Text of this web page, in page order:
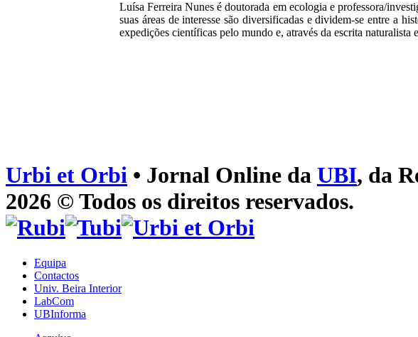
Luísa Ferreira Nunes é doutorada em ecologia e professora/
suas áreas de interesse são diversificadas e dividem-se entre a
expedições científicas pelo mundo e, através da escrita
Urbi et Orbi • Jornal Online da UBI, da
2026 © Todos os direitos reservados.
Equipa
Contactos
Univ. Beira Interior
LabCom
UBInforma